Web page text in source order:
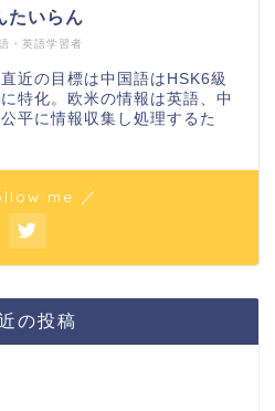
・英語学習者
たいらん
近の目標は中国語はHSK6級
特化。欧米の情報は英語、中
平に情報収集し処理するた
me ／
の投稿